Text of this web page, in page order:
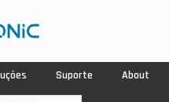
Suporte About